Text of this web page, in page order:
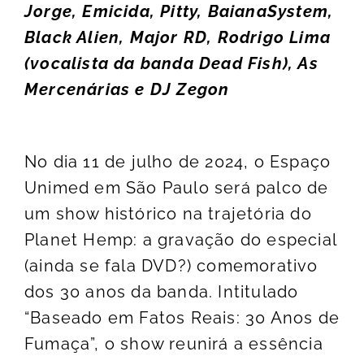
Jorge, Emicida, Pitty, BaianaSystem,
Black Alien, Major RD, Rodrigo Lima
(vocalista da banda Dead Fish), As
Mercenárias e DJ Zegon
No dia 11 de julho de 2024, o Espaço
Unimed em São Paulo será palco de
um show histórico na trajetória do
Planet Hemp: a gravação do especial
(ainda se fala DVD?) comemorativo
dos 30 anos da banda. Intitulado
“Baseado em Fatos Reais: 30 Anos de
Fumaça”, o show reunirá a essência